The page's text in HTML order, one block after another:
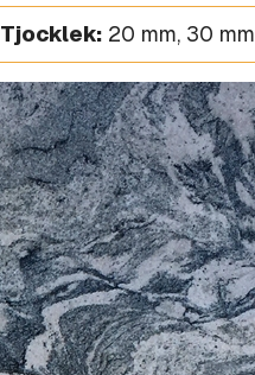
Tjocklek: 20 mm, 30 mm